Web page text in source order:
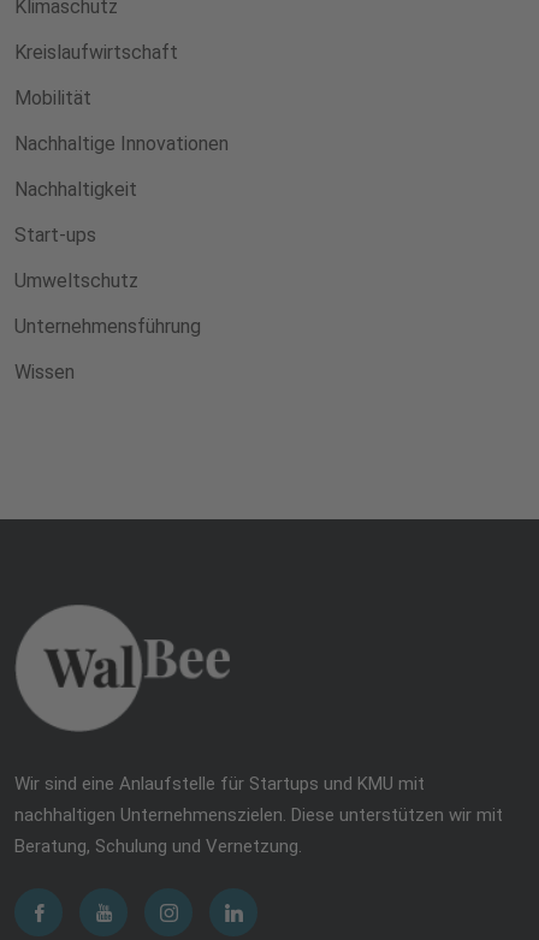
Klimaschutz
Kreislaufwirtschaft
Mobilität
Nachhaltige Innovationen
Nachhaltigkeit
Start-ups
Umweltschutz
Unternehmensführung
Wissen
Wir sind eine Anlaufstelle für Startups und KMU mit
nachhaltigen Unternehmenszielen. Diese unterstützen wir mit
Beratung, Schulung und Vernetzung.